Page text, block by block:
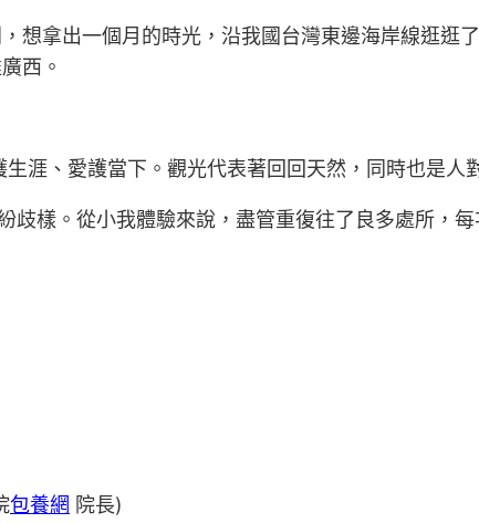
拿出一個月的時光，沿我國台灣東邊海岸線逛逛
西。
涯、愛護當下。觀光代表著回回天然，同時也是人
樣。從小我體驗來說，盡管重復往了良多處所，每
包養網 院長)